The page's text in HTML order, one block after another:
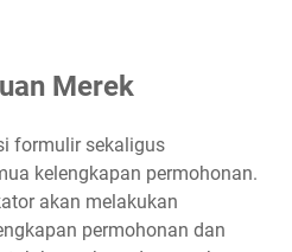
Merek
formulir sekaligus
kelengkapan permohonan.
akan melakukan
permohonan dan